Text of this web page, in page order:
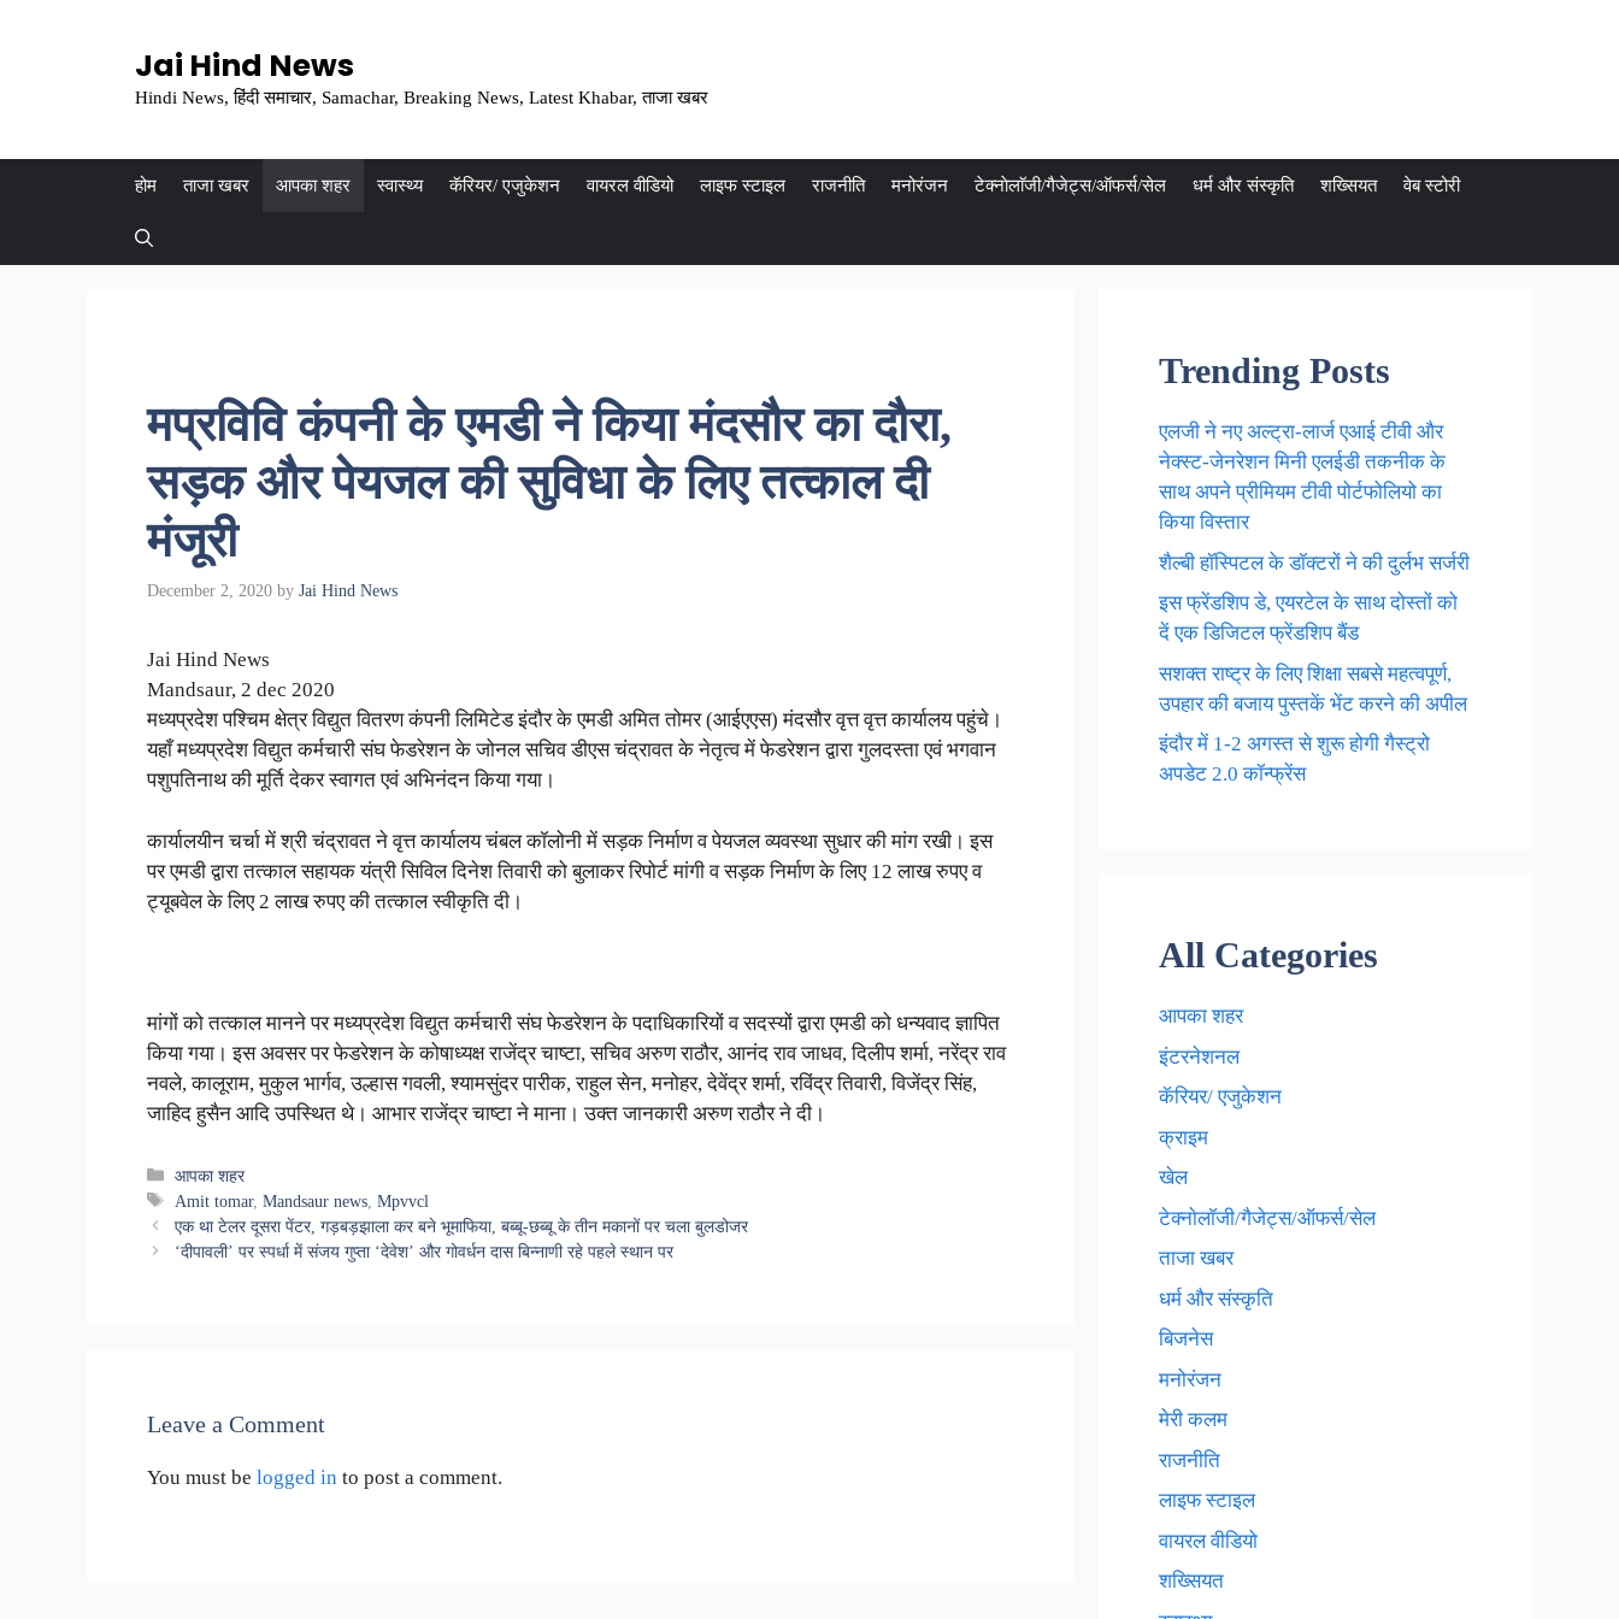
Jai Hind News
Hindi News, हिंदी समाचार, Samachar, Breaking News, Latest Khabar, ताजा खबर
होम ताजा खबर आपका शहर स्वास्थ्य कॅरियर/ एजुकेशन वायरल वीडियो लाइफ स्टाइल राजनीति मनोरंजन टेक्नाेलाॅजी/गैजेट्स/ऑफर्स/सेल धर्म और संस्कृति शख्सियत वेब स्टोरी
मप्रविवि कंपनी के एमडी ने किया मंदसौर का दौरा,
सड़क और पेयजल की सुविधा के लिए तत्काल दी
मंजूरी
December 2, 2020 by Jai Hind News
Jai Hind News
Mandsaur, 2 dec 2020
मध्यप्रदेश पश्चिम क्षेत्र विद्युत वितरण कंपनी लिमिटेड इंदौर के एमडी अमित तोमर (आईएएस) मंदसौर वृत्त वृत्त कार्यालय पहुंचे।
यहाँ मध्यप्रदेश विद्युत कर्मचारी संघ फेडरेशन के जोनल सचिव डीएस चंद्रावत के नेतृत्व में फेडरेशन द्वारा गुलदस्ता एवं भगवान
पशुपतिनाथ की मूर्ति देकर स्वागत एवं अभिनंदन किया गया।
कार्यालयीन चर्चा में श्री चंद्रावत ने वृत्त कार्यालय चंबल कॉलोनी में सड़क निर्माण व पेयजल व्यवस्था सुधार की मांग रखी। इस
पर एमडी द्वारा तत्काल सहायक यंत्री सिविल दिनेश तिवारी को बुलाकर रिपोर्ट मांगी व सड़क निर्माण के लिए 12 लाख रुपए व
ट्यूबवेल के लिए 2 लाख रुपए की तत्काल स्वीकृति दी।
मांगों को तत्काल मानने पर मध्यप्रदेश विद्युत कर्मचारी संघ फेडरेशन के पदाधिकारियों व सदस्यों द्वारा एमडी को धन्यवाद ज्ञापित
किया गया। इस अवसर पर फेडरेशन के कोषाध्यक्ष राजेंद्र चाष्टा, सचिव अरुण राठौर, आनंद राव जाधव, दिलीप शर्मा, नरेंद्र राव
नवले, कालूराम, मुकुल भार्गव, उल्हास गवली, श्यामसुंदर पारीक, राहुल सेन, मनोहर, देवेंद्र शर्मा, रविंद्र तिवारी, विजेंद्र सिंह,
जाहिद हुसैन आदि उपस्थित थे। आभार राजेंद्र चाष्टा ने माना। उक्त जानकारी अरुण राठौर ने दी।
Categories
आपका शहर
Tags
Amit tomar,Mandsaur news ,Mpvvcl
एक था टेलर दूसरा पेंटर, गड़बड़झाला कर बने भूमाफिया, बब्बू-छब्बू के तीन मकानों पर चला बुलडोजर
‘दीपावली’ पर स्पर्धा में संजय गुप्ता ‘देवेश’ और गोवर्धन दास बिन्नाणी रहे पहले स्थान पर
Leave a Comment
You must be logged in to post a comment.
Trending Posts
एलजी ने नए अल्ट्रा-लार्ज एआई टीवी और
नेक्स्ट-जेनरेशन मिनी एलईडी तकनीक के
साथ अपने प्रीमियम टीवी पोर्टफोलियो का
किया विस्तार
शैल्बी हॉस्पिटल के डॉक्टरों ने की दुर्लभ सर्जरी
इस फ्रेंडशिप डे, एयरटेल के साथ दोस्तों को
दें एक डिजिटल फ्रेंडशिप बैंड
सशक्त राष्ट्र के लिए शिक्षा सबसे महत्वपूर्ण,
उपहार की बजाय पुस्तकें भेंट करने की अपील
इंदौर में 1-2 अगस्त से शुरू होगी गैस्ट्रो
अपडेट 2.0 कॉन्फ्रेंस
All Categories
आपका शहर
इंटरनेशनल
कॅरियर/ एजुकेशन
क्राइम
खेल
टेक्नाेलाॅजी/गैजेट्स/ऑफर्स/सेल
ताजा खबर
धर्म और संस्कृति
बिजनेस
मनोरंजन
मेरी कलम
राजनीति
लाइफ स्टाइल
वायरल वीडियो
शख्सियत